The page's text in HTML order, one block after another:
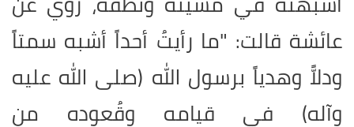
عائشة قالت: "ما رأيتُ أحداً أشبه سمتاً
ودلاًّ وهدياً برسول الله (صلى الله عليه
وآله) في قيامه وقُعوده من